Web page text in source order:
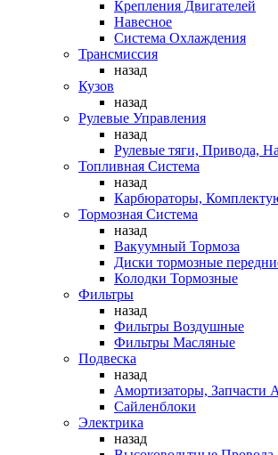
Крепления Двигателей
Навесное
Система Охлаждения
Трансмиссия
назад
Кузов
назад
Рулевые Управления
назад
Рулевые тяги, Привода,
Топливная Система
назад
Карбюраторы,
Тормозная Система
назад
Вакуумный Тормоза
Диски тормозные
Колодки Тормозные
Фильтры
назад
Фильтры Воздушные
Фильтры Масляные
Подвеска
назад
Амортизаторы, Запчасти
Сайленблоки
Электрика
назад